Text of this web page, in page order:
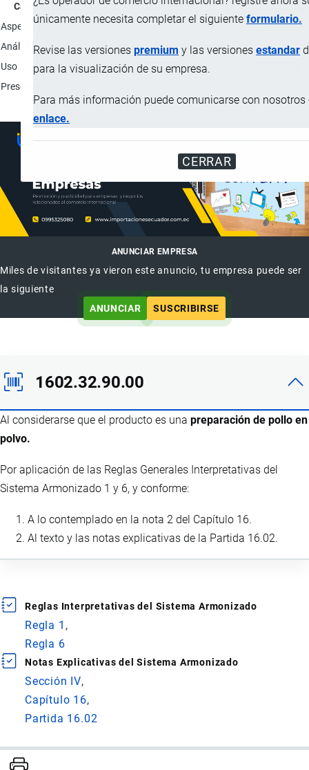
únicamente necesita completar el siguiente formulario.
Revise las versiones premium y las versiones estandar
para la visualización de su empresa.
Para más información puede comunicarse con nosotros
enlace.
CERRAR
Característica
Aspecto físico
Polvo fino de color amarillo claro de olor y sabor
Análisis garantizado Proteína: máx. 35%; Grasa: máx. 58%.
Uso
Industria alimentaria; Producto intermedio para la
Presentación
ANUNCIAR EMPRESA
Miles de visitantes ya vieron este anuncio, tu empresa puede ser
la siguiente
ANUNCIAR
SUSCRIBIRSE
1602.32.90.00
Al considerarse que el producto es una preparación de pollo en
polvo.
Por aplicación de las Reglas Generales Interpretativas del
Sistema Armonizado 1 y 6, y conforme:
A lo contemplado en la nota 2 del Capítulo 16.
Al texto y las notas explicativas de la Partida 16.02.
Reglas Interpretativas del Sistema Armonizado
Regla 1
Regla 6
Notas Explicativas del Sistema Armonizado
Sección IV
Capítulo 16
Partida 16.02